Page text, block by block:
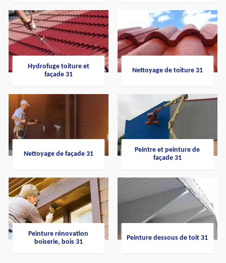
Hydrofuge toiture et
façade 31
Nettoyage de toiture 31
Nettoyage de façade 31
Peintre et peinture de
façade 31
Peinture rénovation
boiserie, bois 31
Peinture dessous de toit 31